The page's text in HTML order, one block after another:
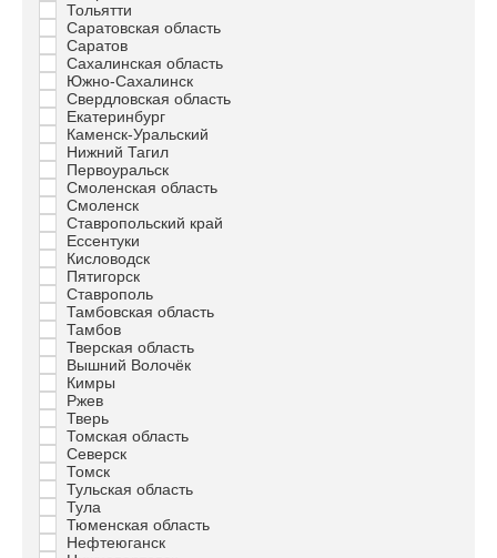
Тольятти
Саратовская область
Саратов
Сахалинская область
Южно-Сахалинск
Свердловская область
Екатеринбург
Каменск-Уральский
Нижний Тагил
Первоуральск
Смоленская область
Смоленск
Ставропольский край
Ессентуки
Кисловодск
Пятигорск
Ставрополь
Тамбовская область
Тамбов
Тверская область
Вышний Волочёк
Кимры
Ржев
Тверь
Томская область
Северск
Томск
Тульская область
Тула
Тюменская область
Нефтеюганск